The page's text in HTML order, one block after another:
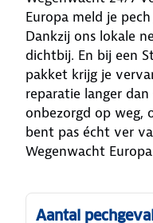
Europa meld je
Dankzij ons lokale
dichtbij. En bij een
pakket krijg je
reparatie langer
onbezorgd op weg,
bent pas écht ver
Wegenwacht
Aantal